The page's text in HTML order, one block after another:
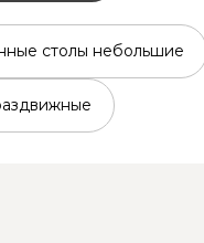
столы небольшие